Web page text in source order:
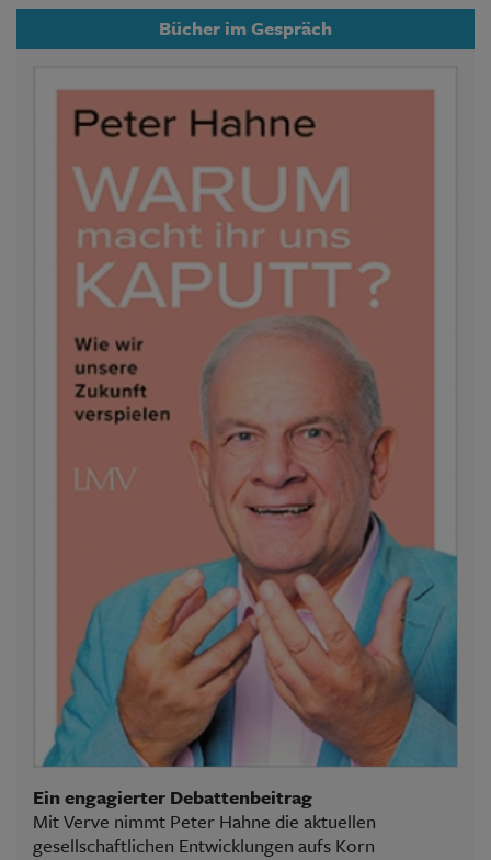
Bücher im Gespräch
Ein engagierter Debattenbeitrag
Mit Verve nimmt Peter Hahne die aktuellen
gesellschaftlichen Entwicklungen aufs Korn